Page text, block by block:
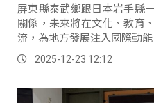
屏東縣泰武鄉跟日本岩手縣
關係，未來將在文化、教育
流，為地方發展注入國際動能
2025-12-23 12:12